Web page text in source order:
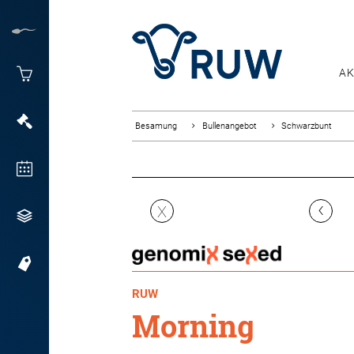
Besamung Bullenangebot Schwarzbunt
X ‹
RUW
Morning